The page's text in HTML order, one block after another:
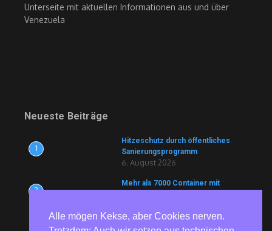
Unterseite mit aktuellen Informationen aus und über
Venezuela
Neueste Beiträge
1
Hitzeschutz durch öffentliches
Sanierungsprogramm
6. August 2026
2
Mehr als 7000 Container mit
6. August 2026
Alle mögen Kekse, aber Cookies nerven.